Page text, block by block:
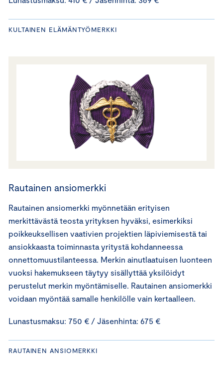
KULTAINEN ELÄMÄNTYÖMERKKI
Rautainen ansiomerkki
Rautainen ansiomerkki myönnetään erityisen
merkittävästä teosta yrityksen hyväksi, esimerkiksi
poikkeuksellisen vaativien projektien läpiviemisestä tai
ansiokkaasta toiminnasta yritystä kohdanneessa
onnettomuustilanteessa. Merkin ainutlaatuisen luonteen
vuoksi hakemukseen täytyy sisällyttää yksilöidyt
perustelut merkin myöntämiselle. Rautainen ansiomerkki
voidaan myöntää samalle henkilölle vain kertaalleen.
Lunastusmaksu: 750 € / Jäsenhinta: 675 €
RAUTAINEN ANSIOMERKKI